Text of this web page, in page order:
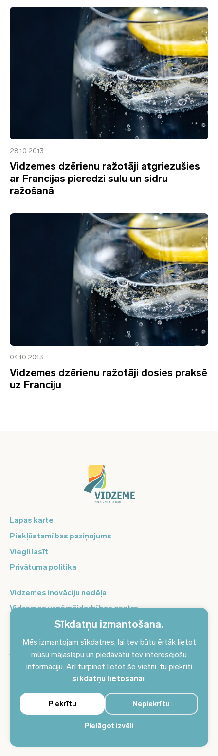
Sīkdatņu izmantošana.
Mēs izmantojam sīkdatnes, lai tev būtu ērtāk lietot
mūsu mājaslapu un piedāvātu tev interesējošu
informāciju. Arī turpinot lietot šo vietni, tu piekrīti
sīkdatņu lietošanai.
Pielāgot izvēli
Nepiekrītu
Piekrītu
28.10.2013
Vidzemes dzērienu ražotāji atgriezušies
ar Francijas pieredzi sulu un sidru
ražošanā
04.10.2013
Vidzemes dzērienu ražotāji dosies praksē
uz Franciju
Lapas karte
Piekļūstamības paziņojums
Viegli lasīt
Privātuma politika
Vidzemes inovāciju nedēļa
Vidzemes uzņēmējdarbības centrs
Balso Vidzeme
Pierakstieties jaunumiem un saņemiet aktuālākos
jaunumus savā e-pastā!
Pieteikties jaunumiem